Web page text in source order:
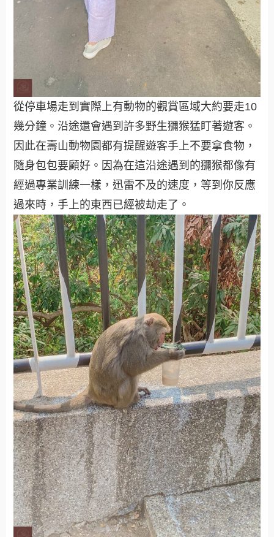
從停車場走到實際上有動物的觀賞區域大約要走10
幾分鐘。沿途還會遇到許多野生獼猴猛盯著遊客。
因此在壽山動物園都有提醒遊客手上不要拿食物，
隨身包包要顧好。因為在這沿途遇到的獼猴都像有
經過專業訓練一樣，迅雷不及的速度，等到你反應
過來時，手上的東西已經被劫走了。